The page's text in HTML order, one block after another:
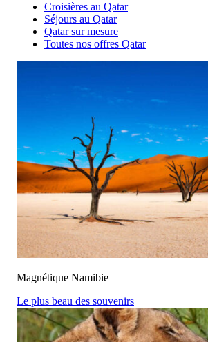
Croisières au Qatar
Séjours au Qatar
Qatar sur mesure
Toutes nos offres Qatar
Magnétique Namibie
Le plus beau des souvenirs